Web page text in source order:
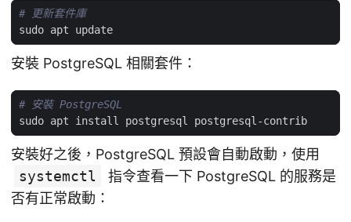
# 更新套件庫
安裝 PostgreSQL 相關套件：
# 安裝 PostgreSQL
安裝好之後，PostgreSQL 預設會自動啟動，使用
systemctl
指令查看一下 PostgreSQL 的服務是
否有正常啟動：